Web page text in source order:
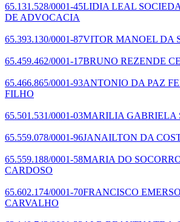
65.131.528/0001-45LIDIA LEAL
DE ADVOCACIA
65.393.130/0001-87VITOR MANOEL DA
65.459.462/0001-17BRUNO REZENDE
65.466.865/0001-93ANTONIO DA PAZ
FILHO
65.501.531/0001-03MARILIA GABRIELA
65.559.078/0001-96JANAILTON DA
65.559.188/0001-58MARIA DO
CARDOSO
65.602.174/0001-70FRANCISCO
CARVALHO